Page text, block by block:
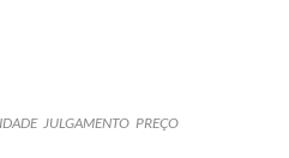
JULGAMENTO PREÇO